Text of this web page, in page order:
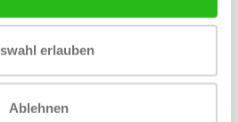
erlauben
Ablehnen
Sie sind herzlich willkommen!
13 - 17 Uhr Samstag 10 - 17